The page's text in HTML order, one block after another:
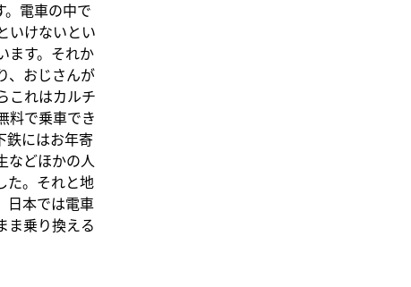
。電車の中で
いけないとい
ます。それか
、おじさんが
これはカルチ
料で乗車でき
鉄にはお年寄
などほかの人
た。それと地
日本では電車
ま乗り換える